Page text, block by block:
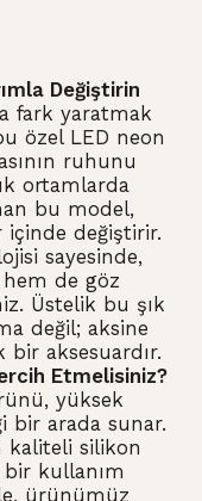
Değiştirin
fark yaratmak
özel LED neon
ruhunu
ortamlarda
bu model,
içinde değiştirir.
sayesinde,
hem de göz
Üstelik bu şık
değil; aksine
aksesuardır.
Etmelisiniz?
yüksek
bir arada sunar.
kaliteli silikon
kullanım
ürünümüz